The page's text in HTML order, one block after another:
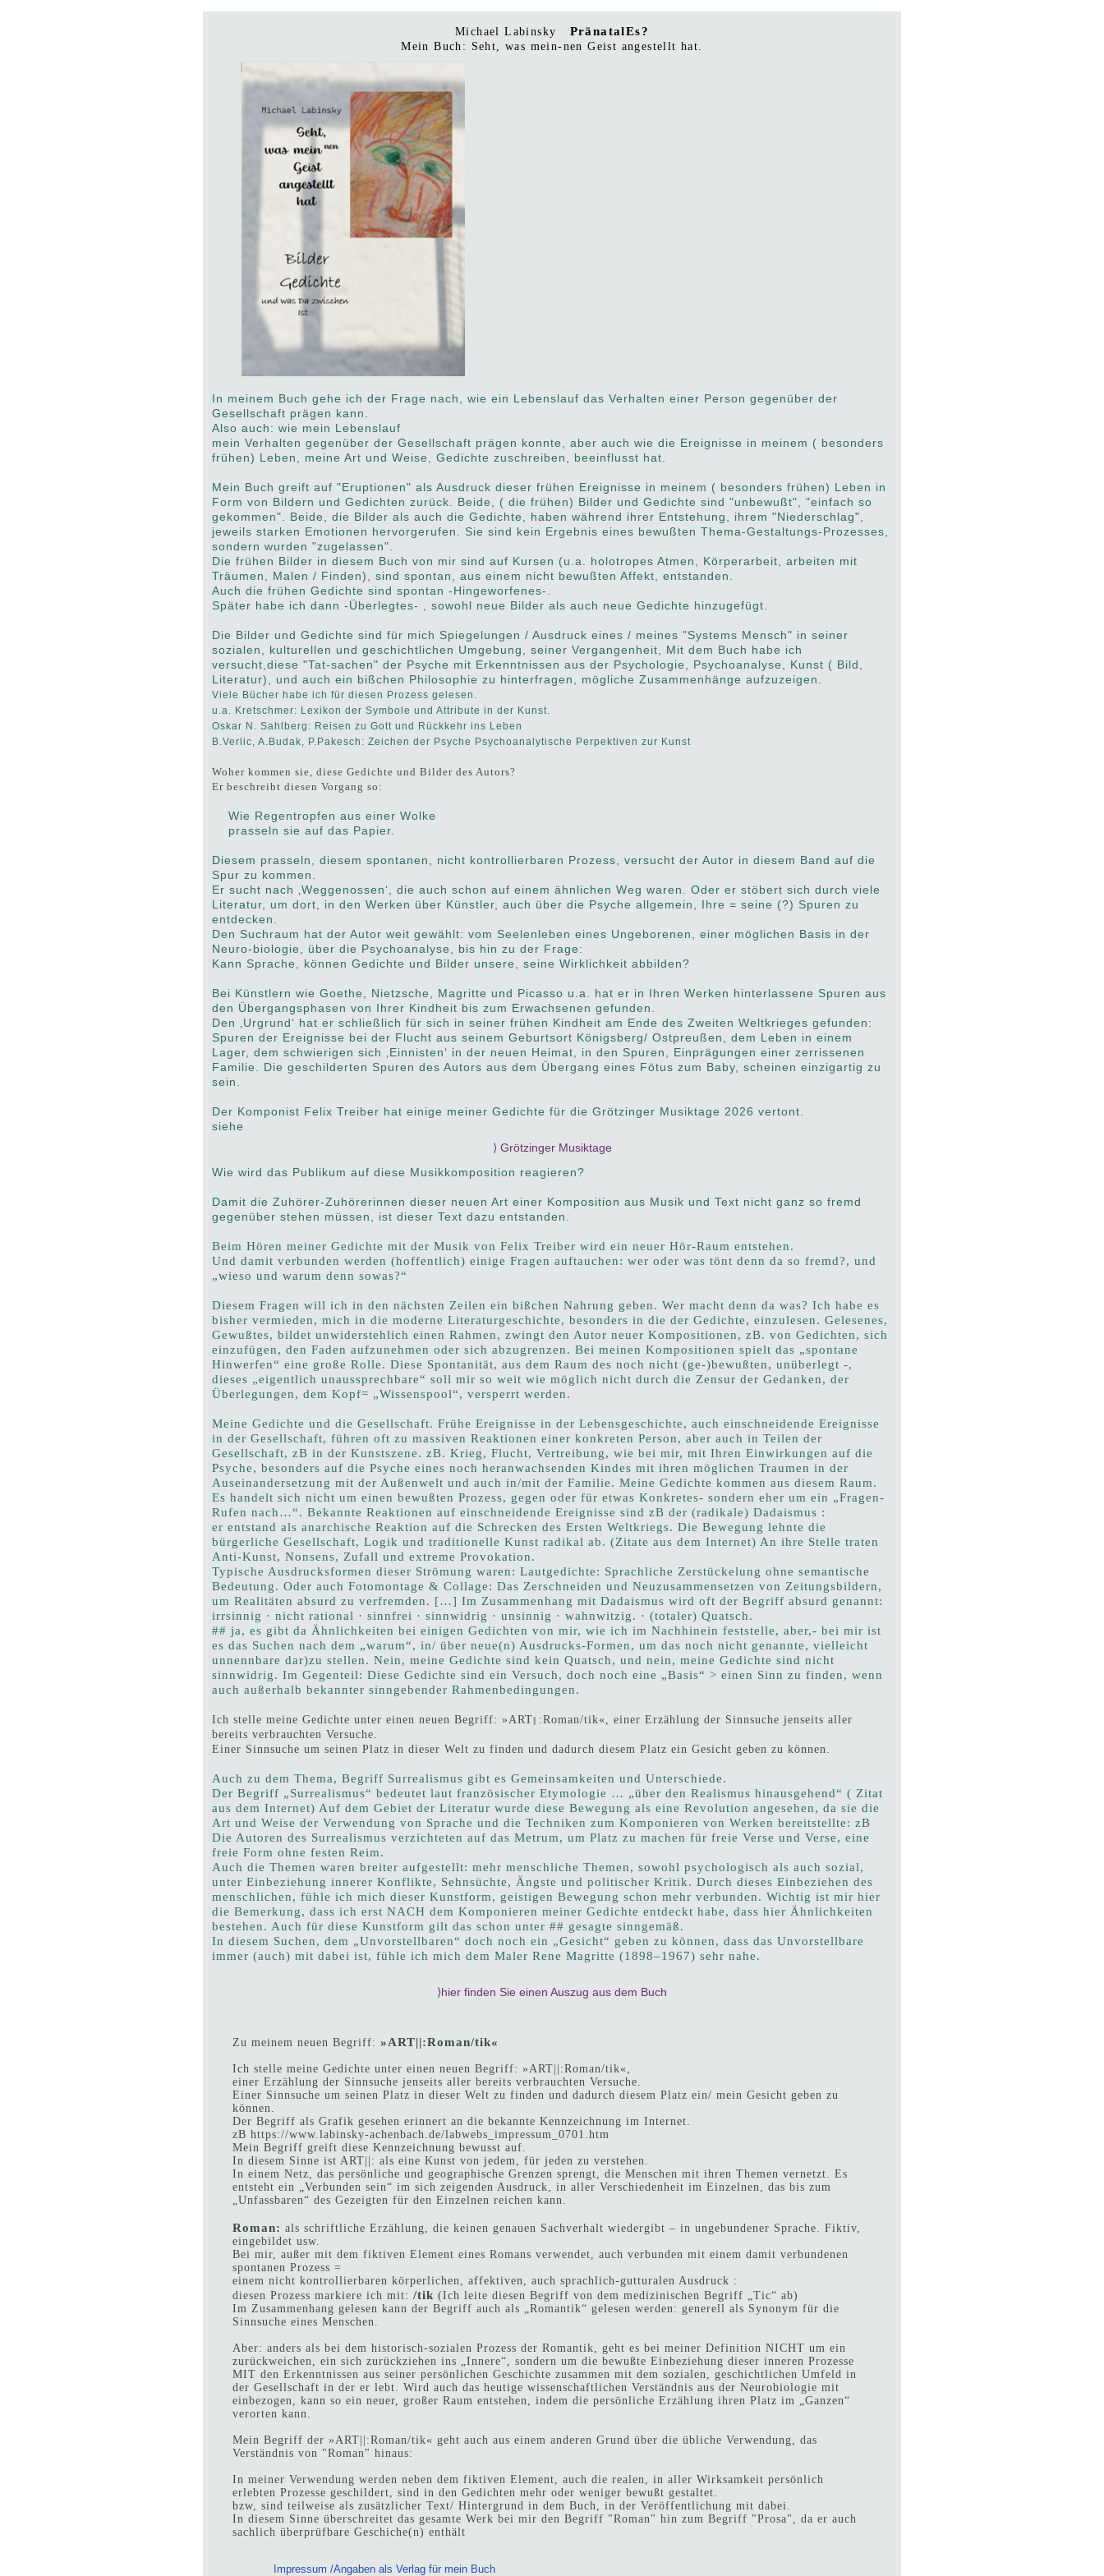
Michael Labinsky PränatalEs?
Mein Buch: Seht, was mein-nen Geist angestellt hat.
In meinem Buch gehe ich der Frage nach, wie ein Lebenslauf das Verhalten einer Person gegenüber der
Gesellschaft prägen kann.
Also auch: wie mein Lebenslauf
mein Verhalten gegenüber der Gesellschaft prägen konnte, aber auch wie die Ereignisse in meinem ( besonders
frühen) Leben, meine Art und Weise, Gedichte zuschreiben, beeinflusst hat.
Mein Buch greift auf "Eruptionen" als Ausdruck dieser frühen Ereignisse in meinem ( besonders frühen) Leben in
Form von Bildern und Gedichten zurück. Beide, ( die frühen) Bilder und Gedichte sind "unbewußt", "einfach so
gekommen". Beide, die Bilder als auch die Gedichte, haben während ihrer Entstehung, ihrem "Niederschlag",
jeweils starken Emotionen hervorgerufen. Sie sind kein Ergebnis eines bewußten Thema-Gestaltungs-Prozesses,
sondern wurden "zugelassen".
Die frühen Bilder in diesem Buch von mir sind auf Kursen (u.a. holotropes Atmen, Körperarbeit, arbeiten mit
Träumen, Malen / Finden), sind spontan, aus einem nicht bewußten Affekt, entstanden.
Auch die frühen Gedichte sind spontan -Hingeworfenes-.
Später habe ich dann -Überlegtes- , sowohl neue Bilder als auch neue Gedichte hinzugefügt.
Die Bilder und Gedichte sind für mich Spiegelungen / Ausdruck eines / meines "Systems Mensch" in seiner
sozialen, kulturellen und geschichtlichen Umgebung, seiner Vergangenheit, Mit dem Buch habe ich
versucht,diese "Tat-sachen" der Psyche mit Erkenntnissen aus der Psychologie, Psychoanalyse, Kunst ( Bild,
Literatur), und auch ein bißchen Philosophie zu hinterfragen, mögliche Zusammenhänge aufzuzeigen.
Viele Bücher habe ich für diesen Prozess gelesen.
u.a. Kretschmer: Lexikon der Symbole und Attribute in der Kunst.
Oskar N. Sahlberg: Reisen zu Gott und Rückkehr ins Leben
B.Verlic, A.Budak, P.Pakesch: Zeichen der Psyche Psychoanalytische Perpektiven zur Kunst
Woher kommen sie, diese Gedichte und Bilder des Autors?
Er beschreibt diesen Vorgang so:
Wie Regentropfen aus einer Wolke
prasseln sie auf das Papier.
Diesem prasseln, diesem spontanen, nicht kontrollierbaren Prozess, versucht der Autor in diesem Band auf die
Spur zu kommen.
Er sucht nach ‚Weggenossen‘, die auch schon auf einem ähnlichen Weg waren. Oder er stöbert sich durch viele
Literatur, um dort, in den Werken über Künstler, auch über die Psyche allgemein, Ihre = seine (?) Spuren zu
entdecken.
Den Suchraum hat der Autor weit gewählt: vom Seelenleben eines Ungeborenen, einer möglichen Basis in der
Neuro-biologie, über die Psychoanalyse, bis hin zu der Frage:
Kann Sprache, können Gedichte und Bilder unsere, seine Wirklichkeit abbilden?
Bei Künstlern wie Goethe, Nietzsche, Magritte und Picasso u.a. hat er in Ihren Werken hinterlassene Spuren aus
den Übergangsphasen von Ihrer Kindheit bis zum Erwachsenen gefunden.
Den ‚Urgrund‘ hat er schließlich für sich in seiner frühen Kindheit am Ende des Zweiten Weltkrieges gefunden:
Spuren der Ereignisse bei der Flucht aus seinem Geburtsort Königsberg/ Ostpreußen, dem Leben in einem
Lager, dem schwierigen sich ‚Einnisten‘ in der neuen Heimat, in den Spuren, Einprägungen einer zerrissenen
Familie. Die geschilderten Spuren des Autors aus dem Übergang eines Fötus zum Baby, scheinen einzigartig zu
sein.
Der Komponist Felix Treiber hat einige meiner Gedichte für die Grötzinger Musiktage 2026 vertont.
siehe
⟩ Grötzinger Musiktage
Wie wird das Publikum auf diese Musikkomposition reagieren?
Damit die Zuhörer-Zuhörerinnen dieser neuen Art einer Komposition aus Musik und Text nicht ganz so fremd
gegenüber stehen müssen, ist dieser Text dazu entstanden.
Beim Hören meiner Gedichte mit der Musik von Felix Treiber wird ein neuer Hör-Raum entstehen.
Und damit verbunden werden (hoffentlich) einige Fragen auftauchen: wer oder was tönt denn da so fremd?, und
„wieso und warum denn sowas?“
Diesem Fragen will ich in den nächsten Zeilen ein bißchen Nahrung geben. Wer macht denn da was? Ich habe es
bisher vermieden, mich in die moderne Literaturgeschichte, besonders in die der Gedichte, einzulesen. Gelesenes,
Gewußtes, bildet unwiderstehlich einen Rahmen, zwingt den Autor neuer Kompositionen, zB. von Gedichten, sich
einzufügen, den Faden aufzunehmen oder sich abzugrenzen. Bei meinen Kompositionen spielt das „spontane
Hinwerfen“ eine große Rolle. Diese Spontanität, aus dem Raum des noch nicht (ge-)bewußten, unüberlegt -,
dieses „eigentlich unaussprechbare“ soll mir so weit wie möglich nicht durch die Zensur der Gedanken, der
Überlegungen, dem Kopf= „Wissenspool“, versperrt werden.
Meine Gedichte und die Gesellschaft. Frühe Ereignisse in der Lebensgeschichte, auch einschneidende Ereignisse
in der Gesellschaft, führen oft zu massiven Reaktionen einer konkreten Person, aber auch in Teilen der
Gesellschaft, zB in der Kunstszene. zB. Krieg, Flucht, Vertreibung, wie bei mir, mit Ihren Einwirkungen auf die
Psyche, besonders auf die Psyche eines noch heranwachsenden Kindes mit ihren möglichen Traumen in der
Auseinandersetzung mit der Außenwelt und auch in/mit der Familie. Meine Gedichte kommen aus diesem Raum.
Es handelt sich nicht um einen bewußten Prozess, gegen oder für etwas Konkretes- sondern eher um ein „Fragen-
Rufen nach…“. Bekannte Reaktionen auf einschneidende Ereignisse sind zB der (radikale) Dadaismus :
er entstand als anarchische Reaktion auf die Schrecken des Ersten Weltkriegs. Die Bewegung lehnte die
bürgerliche Gesellschaft, Logik und traditionelle Kunst radikal ab. (Zitate aus dem Internet) An ihre Stelle traten
Anti-Kunst, Nonsens, Zufall und extreme Provokation.
Typische Ausdrucksformen dieser Strömung waren: Lautgedichte: Sprachliche Zerstückelung ohne semantische
Bedeutung. Oder auch Fotomontage & Collage: Das Zerschneiden und Neuzusammensetzen von Zeitungsbildern,
um Realitäten absurd zu verfremden. […] Im Zusammenhang mit Dadaismus wird oft der Begriff absurd genannt:
irrsinnig · nicht rational · sinnfrei · sinnwidrig · unsinnig · wahnwitzig. · (totaler) Quatsch.
## ja, es gibt da Ähnlichkeiten bei einigen Gedichten von mir, wie ich im Nachhinein feststelle, aber,- bei mir ist
es das Suchen nach dem „warum“, in/ über neue(n) Ausdrucks-Formen, um das noch nicht genannte, vielleicht
unnennbare dar)zu stellen. Nein, meine Gedichte sind kein Quatsch, und nein, meine Gedichte sind nicht
sinnwidrig. Im Gegenteil: Diese Gedichte sind ein Versuch, doch noch eine „Basis“ > einen Sinn zu finden, wenn
auch außerhalb bekannter sinngebender Rahmenbedingungen.
Ich stelle meine Gedichte unter einen neuen Begriff: »ART||:Roman/tik«, einer Erzählung der Sinnsuche jenseits aller
bereits verbrauchten Versuche.
Einer Sinnsuche um seinen Platz in dieser Welt zu finden und dadurch diesem Platz ein Gesicht geben zu können.
Auch zu dem Thema, Begriff Surrealismus gibt es Gemeinsamkeiten und Unterschiede.
Der Begriff „Surrealismus“ bedeutet laut französischer Etymologie … „über den Realismus hinausgehend“ ( Zitat
aus dem Internet) Auf dem Gebiet der Literatur wurde diese Bewegung als eine Revolution angesehen, da sie die
Art und Weise der Verwendung von Sprache und die Techniken zum Komponieren von Werken bereitstellte: zB
Die Autoren des Surrealismus verzichteten auf das Metrum, um Platz zu machen für freie Verse und Verse, eine
freie Form ohne festen Reim.
Auch die Themen waren breiter aufgestellt: mehr menschliche Themen, sowohl psychologisch als auch sozial,
unter Einbeziehung innerer Konflikte, Sehnsüchte, Ängste und politischer Kritik. Durch dieses Einbeziehen des
menschlichen, fühle ich mich dieser Kunstform, geistigen Bewegung schon mehr verbunden. Wichtig ist mir hier
die Bemerkung, dass ich erst NACH dem Komponieren meiner Gedichte entdeckt habe, dass hier Ähnlichkeiten
bestehen. Auch für diese Kunstform gilt das schon unter ## gesagte sinngemäß.
In diesem Suchen, dem „Unvorstellbaren“ doch noch ein „Gesicht“ geben zu können, dass das Unvorstellbare
immer (auch) mit dabei ist, fühle ich mich dem Maler Rene Magritte (1898–1967) sehr nahe.
⟩hier finden Sie einen Auszug aus dem Buch
Zu meinem neuen Begriff: »ART||:Roman/tik«
Ich stelle meine Gedichte unter einen neuen Begriff: »ART||:Roman/tik«,
einer Erzählung der Sinnsuche jenseits aller bereits verbrauchten Versuche.
Einer Sinnsuche um seinen Platz in dieser Welt zu finden und dadurch diesem Platz ein/ mein Gesicht geben zu
können.
Der Begriff als Grafik gesehen erinnert an die bekannte Kennzeichnung im Internet.
zB https://www.labinsky-achenbach.de/labwebs_impressum_0701.htm
Mein Begriff greift diese Kennzeichnung bewusst auf.
In diesem Sinne ist ART||: als eine Kunst von jedem, für jeden zu verstehen.
In einem Netz, das persönliche und geographische Grenzen sprengt, die Menschen mit ihren Themen vernetzt. Es
entsteht ein „Verbunden sein“ im sich zeigenden Ausdruck, in aller Verschiedenheit im Einzelnen, das bis zum
„Unfassbaren“ des Gezeigten für den Einzelnen reichen kann.
Roman: als schriftliche Erzählung, die keinen genauen Sachverhalt wiedergibt – in ungebundener Sprache. Fiktiv,
eingebildet usw.
Bei mir, außer mit dem fiktiven Element eines Romans verwendet, auch verbunden mit einem damit verbundenen
spontanen Prozess =
einem nicht kontrollierbaren körperlichen, affektiven, auch sprachlich-gutturalen Ausdruck :
diesen Prozess markiere ich mit: /tik (Ich leite diesen Begriff von dem medizinischen Begriff „Tic“ ab)
Im Zusammenhang gelesen kann der Begriff auch als „Romantik“ gelesen werden: generell als Synonym für die
Sinnsuche eines Menschen.
Aber: anders als bei dem historisch-sozialen Prozess der Romantik, geht es bei meiner Definition NICHT um ein
zurückweichen, ein sich zurückziehen ins „Innere“, sondern um die bewußte Einbeziehung dieser inneren Prozesse
MIT den Erkenntnissen aus seiner persönlichen Geschichte zusammen mit dem sozialen, geschichtlichen Umfeld in
der Gesellschaft in der er lebt. Wird auch das heutige wissenschaftlichen Verständnis aus der Neurobiologie mit
einbezogen, kann so ein neuer, großer Raum entstehen, indem die persönliche Erzählung ihren Platz im „Ganzen“
verorten kann.
Mein Begriff der »ART||:Roman/tik« geht auch aus einem anderen Grund über die übliche Verwendung, das
Verständnis von "Roman" hinaus:
In meiner Verwendung werden neben dem fiktiven Element, auch die realen, in aller Wirksamkeit persönlich
erlebten Prozesse geschildert, sind in den Gedichten mehr oder weniger bewußt gestaltet.
bzw, sind teilweise als zusätzlicher Text/ Hintergrund in dem Buch, in der Veröffentlichung mit dabei.
In diesem Sinne überschreitet das gesamte Werk bei mir den Begriff "Roman" hin zum Begriff "Prosa", da er auch
sachlich überprüfbare Geschiche(n) enthält
Impressum /Angaben als Verlag für mein Buch